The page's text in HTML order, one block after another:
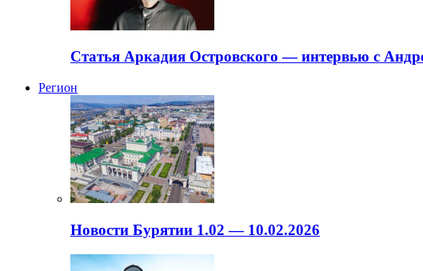
Статья Аркадия Островского — интервью с
Регион
Новости Бурятии 1.02 — 10.02.2026